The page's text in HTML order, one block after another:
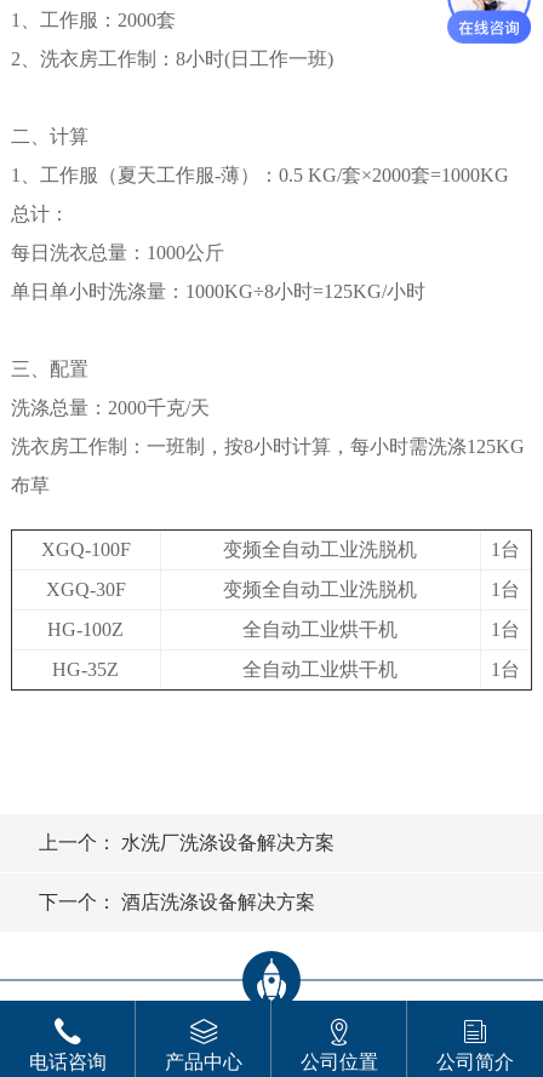
1、工作服：2000套
2、洗衣房工作制：8小时(日工作一班)
二、计算
1、工作服（夏天工作服-薄）：0.5 KG/套×2000套=1000KG
总计：
每日洗衣总量：1000公斤
单日单小时洗涤量：1000KG÷8小时=125KG/小时
三、配置
洗涤总量：2000千克/天
洗衣房工作制：一班制，按8小时计算，每小时需洗涤125KG
布草
XGQ-100F 变频全自动工业洗脱机
1台
XGQ-30F
变频全自动工业洗脱机
1台
HG-100Z
全自动工业烘干机
1台
HG-35Z
全自动工业烘干机 1台
上一个： 水洗厂洗涤设备解决方案
下一个： 酒店洗涤设备解决方案
佛山力净智能科技有限公司 版权所有
电话咨询 产品中心 公司位置 公司简介